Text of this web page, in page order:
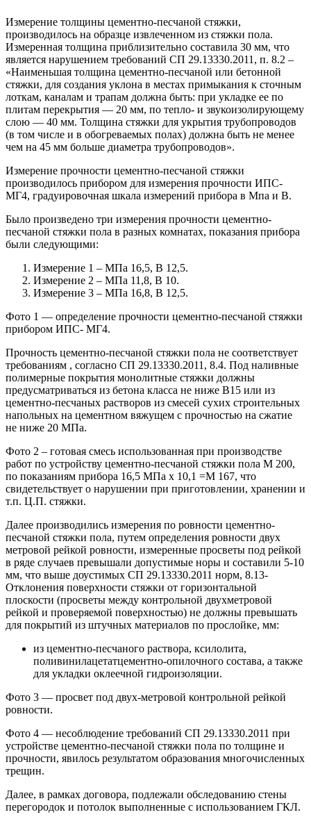
Измерение толщины цементно-песчаной стяжки,
производилось на образце извлеченном из стяжки пола.
Измеренная толщина приблизительно составила 30 мм, что
является нарушением требований СП 29.13330.2011, п. 8.2 –
«Наименьшая толщина цементно-песчаной или бетонной
стяжки, для создания уклона в местах примыкания к сточным
лоткам, каналам и трапам должна быть: при укладке ее по
плитам перекрытия — 20 мм, по тепло- и звукоизолирующему
слою — 40 мм. Толщина стяжки для укрытия трубопроводов
(в том числе и в обогреваемых полах) должна быть не менее
чем на 45 мм больше диаметра трубопроводов».
Измерение прочности цементно-песчаной стяжки
производилось прибором для измерения прочности ИПС-
МГ4, градуировочная шкала измерений прибора в Мпа и В.
Было произведено три измерения прочности цементно-
песчаной стяжки пола в разных комнатах, показания прибора
были следующими:
Измерение 1 – МПа 16,5, В 12,5.
Измерение 2 – МПа 11,8, В 10.
Измерение 3 – МПа 16,8, В 12,5.
Фото 1 — определение прочности цементно-песчаной стяжки
прибором ИПС- МГ4.
Прочность цементно-песчаной стяжки пола не соответствует
требованиям , согласно СП 29.13330.2011, 8.4. Под наливные
полимерные покрытия монолитные стяжки должны
предусматриваться из бетона класса не ниже В15 или из
цементно-песчаных растворов из смесей сухих строительных
напольных на цементном вяжущем с прочностью на сжатие
не ниже 20 МПа.
Фото 2 – готовая смесь использованная при производстве
работ по устройству цементно-песчаной стяжки пола М 200,
по показаниям прибора 16,5 МПа х 10,1 =М 167, что
свидетельствует о нарушении при приготовлении, хранении и
т.п. Ц.П. стяжки.
Далее производились измерения по ровности цементно-
песчаной стяжки пола, путем определения ровности двух
метровой рейкой ровности, измеренные просветы под рейкой
в ряде случаев превышали допустимые норы и составили 5-10
мм, что выше доустимых СП 29.13330.2011 норм, 8.13-
Отклонения поверхности стяжки от горизонтальной
плоскости (просветы между контрольной двухметровой
рейкой и проверяемой поверхностью) не должны превышать
для покрытий из штучных материалов по прослойке, мм:
из цементно-песчаного раствора, ксилолита,
поливинилацетатцементно-опилочного состава, а также
для укладки оклеечной гидроизоляции.
Фото 3 — просвет под двух-метровой контрольной рейкой
ровности.
Фото 4 — несоблюдение требований СП 29.13330.2011 при
устройстве цементно-песчаной стяжки пола по толщине и
прочности, явилось результатом образования многочисленных
трещин.
Далее, в рамках договора, подлежали обследованию стены
перегородок и потолок выполненные с использованием ГКЛ.